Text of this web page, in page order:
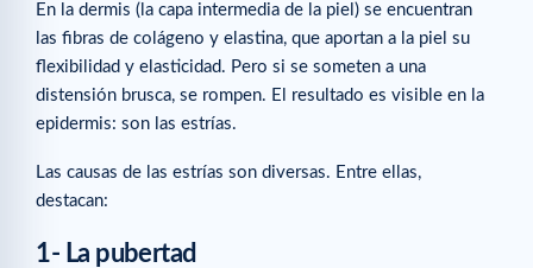
En la dermis (la capa intermedia de la piel) se encuentran
las fibras de colágeno y elastina, que aportan a la piel su
flexibilidad y elasticidad. Pero si se someten a una
distensión brusca, se rompen. El resultado es visible en la
epidermis: son las estrías.
Las causas de las estrías son diversas. Entre ellas,
destacan:
1- La pubertad